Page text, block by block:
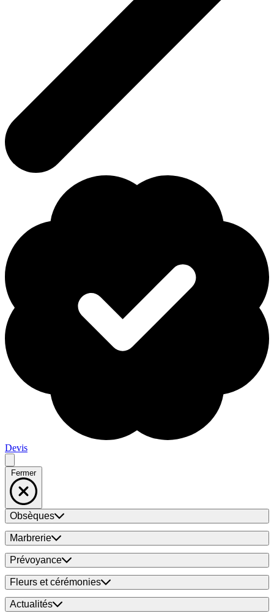
Devis
Fermer
Obsèques
Marbrerie
Prévoyance
Fleurs et cérémonies
Actualités